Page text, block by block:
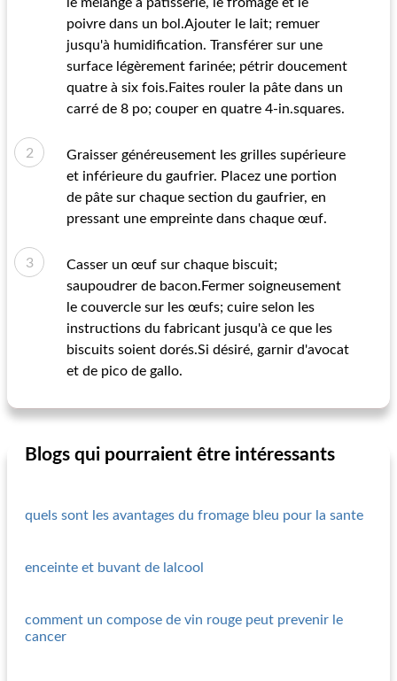
poivre dans un bol.Ajouter le lait; remuer
jusqu'à humidification. Transférer sur une
surface légèrement farinée; pétrir doucement
quatre à six fois.Faites rouler la pâte dans un
carré de 8 po; couper en quatre 4-in.squares.
Graisser généreusement les grilles supérieure
et inférieure du gaufrier. Placez une portion
de pâte sur chaque section du gaufrier, en
pressant une empreinte dans chaque œuf.
Casser un œuf sur chaque biscuit;
saupoudrer de bacon.Fermer soigneusement
le couvercle sur les œufs; cuire selon les
instructions du fabricant jusqu'à ce que les
biscuits soient dorés.Si désiré, garnir d'avocat
et de pico de gallo.
Blogs qui pourraient être intéressants
quels sont les avantages du fromage bleu pour la sante
enceinte et buvant de lalcool
comment un compose de vin rouge peut prevenir le
cancer